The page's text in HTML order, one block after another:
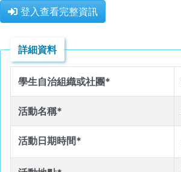
登入查看完整資訊
詳細資料
學生自治組織或社團*
活動名稱*
活動日期時間*